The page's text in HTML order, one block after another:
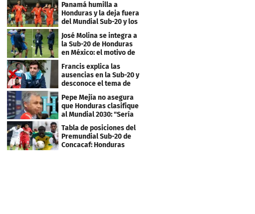
Panamá humilla a
Honduras y la deja fuera
del Mundial Sub-20 y los
Juegos Olímpicos
José Molina se integra a
la Sub-20 de Honduras
en México: el motivo de
su viaje
Francis explica las
ausencias en la Sub-20 y
desconoce el tema de
los tiktokers
Pepe Mejía no asegura
que Honduras clasifique
al Mundial 2030: "Sería
mentir"
Tabla de posiciones del
Premundial Sub-20 de
Concacaf: Honduras